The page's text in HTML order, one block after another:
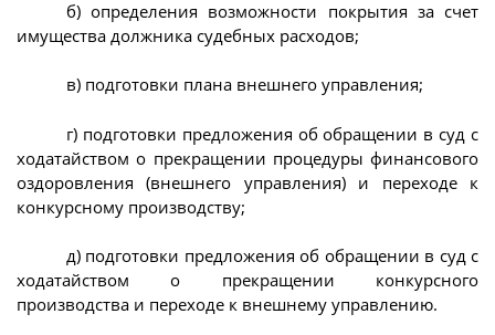
б) определения возможности покрытия за счет
имущества должника судебных расходов;
в) подготовки плана внешнего управления;
г) подготовки предложения об обращении в суд с
ходатайством о прекращении процедуры финансового
оздоровления (внешнего управления) и переходе к
конкурсному производству;
д) подготовки предложения об обращении в суд с
ходатайством о прекращении конкурсного
производства и переходе к внешнему управлению.